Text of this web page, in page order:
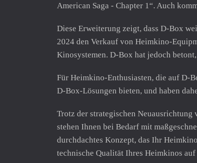
American Saga - Chapter 1“. Auch
Diese Erweiterung zeigt, dass D-Box
2024 den Verkauf von Heimkino-
Kinosystemen. D-Box hat jedoch
Für Heimkino-Enthusiasten, die auf D-
D-Box-Lösungen bieten, und haben
Trotz der strategischen
stehen Ihnen bei Bedarf mit
durchdachtes Konzept, das Ihr
technische Qualität Ihres Heimkinos